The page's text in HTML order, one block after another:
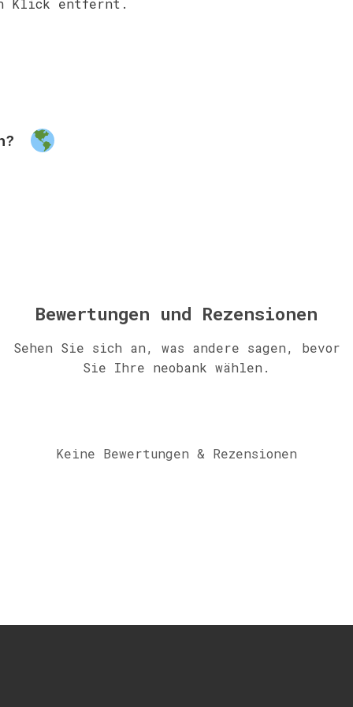
Klick entfernt.
Bewertungen und Rezensionen
Sehen Sie sich an, was andere sagen, bevor
Sie Ihre neobank wählen.
Keine Bewertungen & Rezensionen